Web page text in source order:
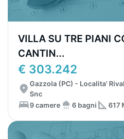
VILLA SU TRE PIANI
CANTIN...
€ 303.242
Gazzola (PC) - Localita'
Snc
9 camere
6 bagni 617